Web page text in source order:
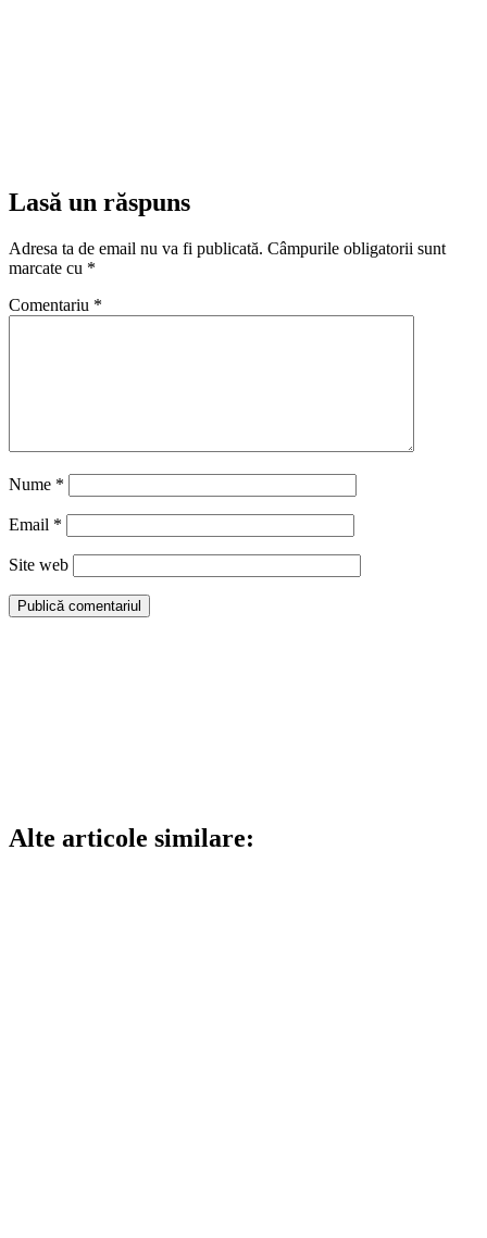
Lasă un răspuns
Adresa ta de email nu va fi publicată. Câmpurile obligatorii sunt
marcate cu *
Comentariu *
Nume *
Email *
Site web
Alte articole similare: